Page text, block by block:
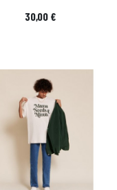
Prix
30,00 €